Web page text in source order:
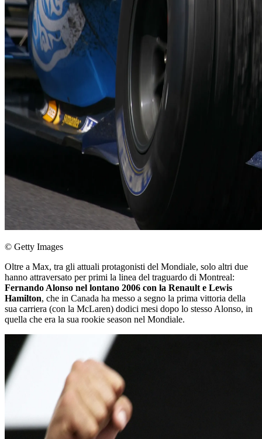
© Getty Images
Oltre a Max, tra gli attuali protagonisti del Mondiale, solo altri due
hanno attraversato per primi la linea del traguardo di Montreal:
Fernando Alonso nel lontano 2006 con la Renault e Lewis
Hamilton, che in Canada ha messo a segno la prima vittoria della
sua carriera (con la McLaren) dodici mesi dopo lo stesso Alonso, in
quella che era la sua rookie season nel Mondiale.